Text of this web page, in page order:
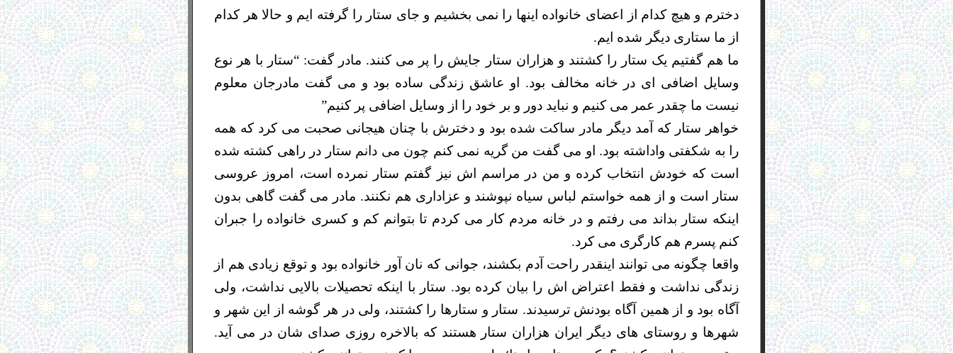
دخترم و هیچ کدام از اعضای خانواده اینها را نمی بخشیم و جای ستار را گرفته ایم و حالا هر کدام
از ما ستاری دیگر شده ایم.
ما هم گفتیم یک ستار را کشتند و هزاران ستار جایش را پر می کنند. مادر گفت: “ستار با هر نوع
وسایل اضافی ای در خانه مخالف بود. او عاشق زندگی ساده بود و می گفت مادرجان معلوم
نیست ما چقدر عمر می کنیم و نباید دور و بر خود را از وسایل اضافی پر کنیم”
خواهر ستار که آمد دیگر مادر ساکت شده بود و دخترش با چنان هیجانی صحبت می کرد که همه
را به شکفتی واداشته بود. او می گفت من گریه نمی کنم چون می دانم ستار در راهی کشته شده
است که خودش انتخاب کرده و من در مراسم اش نیز گفتم ستار نمرده است، امروز عروسی
ستار است و از همه خواستم لباس سیاه نپوشند و عزاداری هم نکنند. مادر می گفت گاهی بدون
اینکه ستار بداند می رفتم و در خانه مردم کار می کردم تا بتوانم کم و کسری خانواده را جبران
کنم پسرم هم کارگری می کرد.
واقعا چگونه می توانند اینقدر راحت آدم بکشند، جوانی که نان آور خانواده بود و توقع زیادی هم از
زندگی نداشت و فقط اعتراض اش را بیان کرده بود. ستار با اینکه تحصیلات بالایی نداشت، ولی
آگاه بود و از همین آگاه بودنش ترسیدند. ستار و ستارها را کشتند، ولی در هر گوشه از این شهر و
شهرها و روستای های دیگر ایران هزاران ستار هستند که بالاخره روزی صدای شان در می آید.